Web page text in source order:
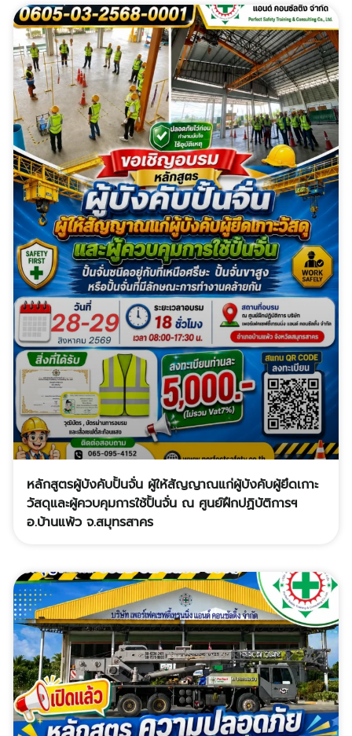
หลักสูตรผู้บังคับปั้นจั่น ผู้ให้สัญญาณแก่ผู้บังคับผู้ยึดเกาะ
วัสดุและผู้ควบคุมการใช้ปั้นจั่น ณ ศูนย์ฝึกปฏิบัติการฯ
อ.บ้านแพ้ว จ.สมุทรสาคร